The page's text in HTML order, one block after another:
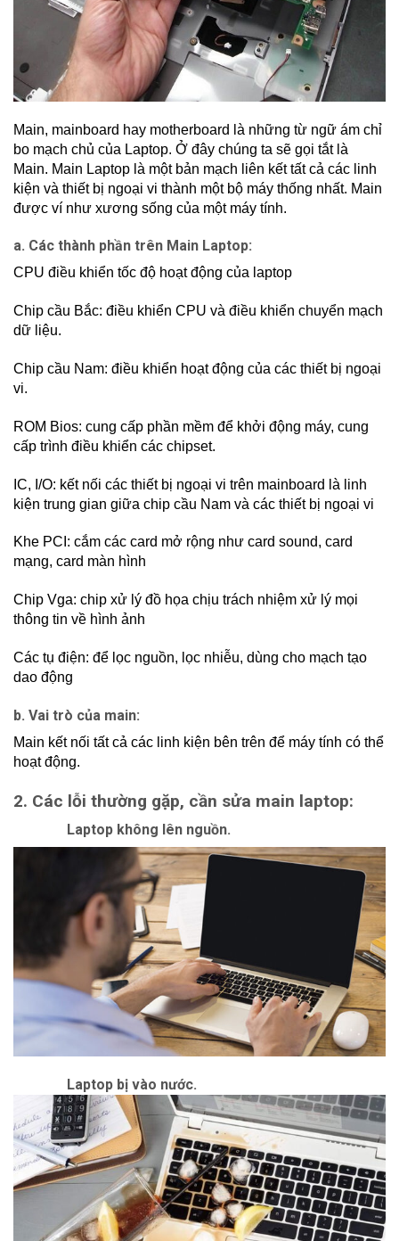
Main, mainboard hay motherboard là những từ ngữ ám chỉ
bo mạch chủ của Laptop. Ở đây chúng ta sẽ gọi tắt là
Main. Main Laptop là một bản mạch liên kết tất cả các linh
kiện và thiết bị ngoại vi thành một bộ máy thống nhất. Main
được ví như xương sống của một máy tính.
a. Các thành phần trên Main Laptop:
CPU điều khiển tốc độ hoạt động của laptop
Chip cầu Bắc: điều khiển CPU và điều khiển chuyển mạch
dữ liệu.
Chip cầu Nam: điều khiển hoạt động của các thiết bị ngoại
vi.
ROM Bios: cung cấp phần mềm để khởi động máy, cung
cấp trình điều khiển các chipset.
IC, I/O: kết nối các thiết bị ngoại vi trên mainboard là linh
kiện trung gian giữa chip cầu Nam và các thiết bị ngoại vi
Khe PCI: cắm các card mở rộng như card sound, card
mạng, card màn hình
Chip Vga: chip xử lý đồ họa chịu trách nhiệm xử lý mọi
thông tin về hình ảnh
Các tụ điện: để lọc nguồn, lọc nhiễu, dùng cho mạch tạo
dao động
b. Vai trò của main:
Main kết nối tất cả các linh kiện bên trên để máy tính có thể
hoạt động.
2. Các lỗi thường gặp, cần sửa main laptop:
Laptop không lên nguồn.
Laptop bị vào nước.